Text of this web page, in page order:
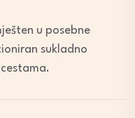
u posebne
sukladno